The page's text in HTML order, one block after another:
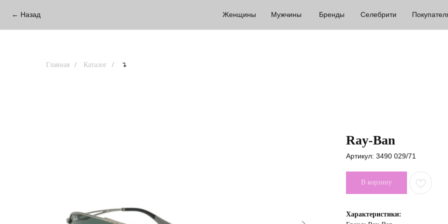
Селебрити
Женщины Бренды
Мужчины
← Назад
Главная / Каталог / ↴
Ray-Ban
Артикул: 3490 029/71
В корзину
Характеристики: